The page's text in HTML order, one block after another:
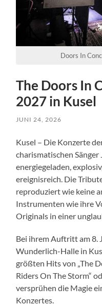
Doors In
The Doors In
2027 in Kusel
JUNI 24, 2026
Kusel – Die Konzerte
charismatischen
energiegeladen,
ereignisreich. Die
reproduziert wie keine
Instrumenten wie ihre
Originals in einer
Bei ihrem Auftritt am 8.
Wunderlich-Halle in
größten Hits von „The
Riders On The Storm“
versprühen die Magie
Konzertes.